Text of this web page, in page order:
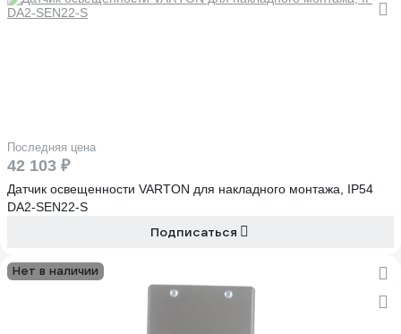
Последняя цена
42 103 ₽
Датчик освещенности VARTON для накладного монтажа, IP54
DA2-SEN22-S
Подписаться
Нет в наличии